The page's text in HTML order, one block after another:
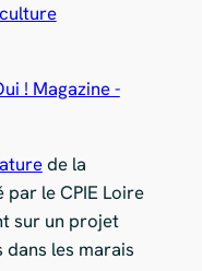
! Magazine -
de la
par le CPIE Loire
sur un projet
dans les marais